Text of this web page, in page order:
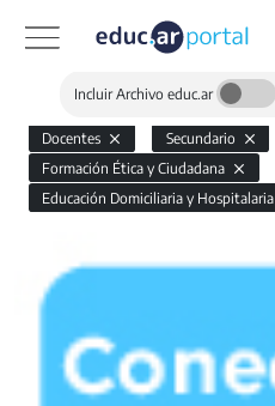
Incluir Archivo educ.ar
Docentes
Secundario
Formación Ética y Ciudadana
Educación Domiciliaria y Hospitalaria